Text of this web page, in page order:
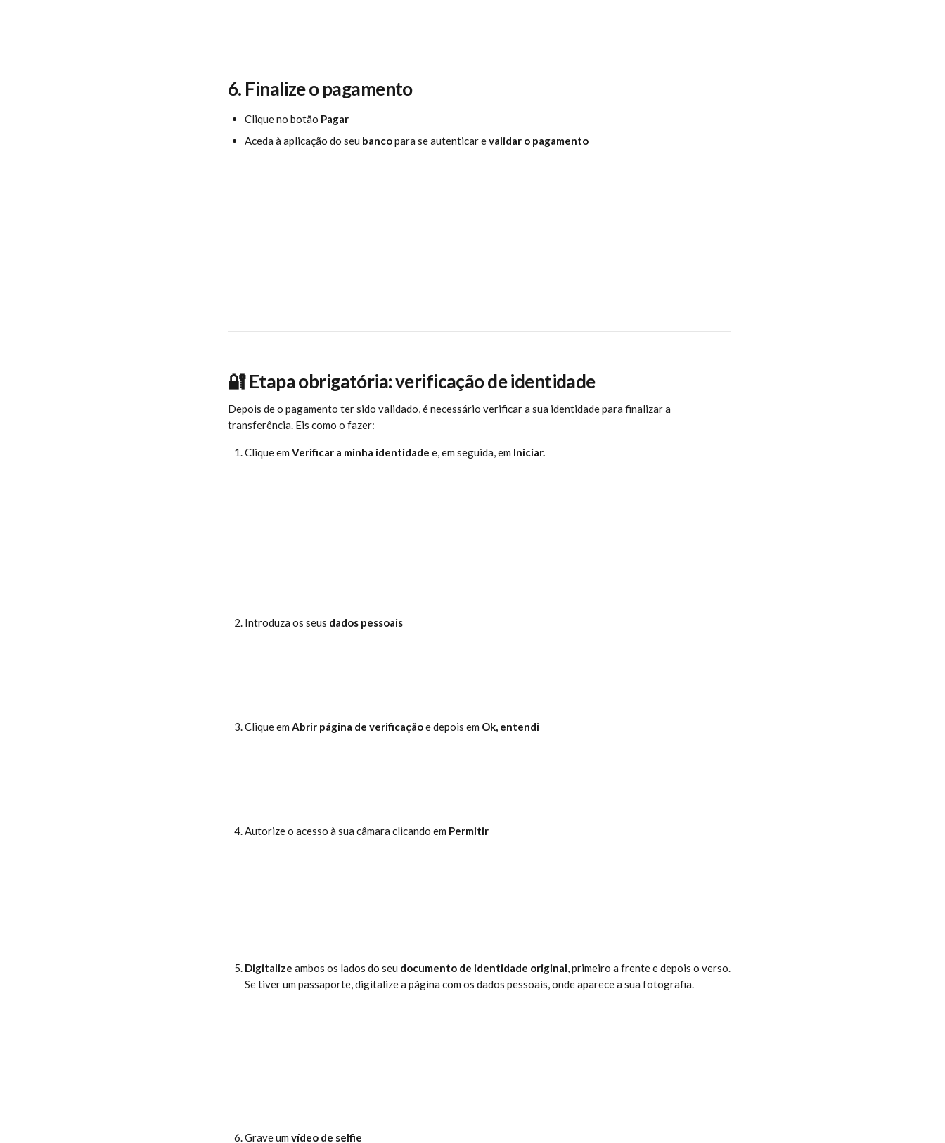
6. Finalize o pagamento
Clique no botão Pagar
Aceda à aplicação do seu banco para se autenticar e validar o pagamento
🔐 Etapa obrigatória: verificação de identidade
Depois de o pagamento ter sido validado, é necessário verificar a sua identidade para finalizar a
transferência. Eis como o fazer:
Clique em Verificar a minha identidade e, em seguida, em Iniciar.
Introduza os seus dados pessoais
Clique em Abrir página de verificação e depois em Ok, entendi
Autorize o acesso à sua câmara clicando em Permitir
Digitalize ambos os lados do seu documento de identidade original, primeiro a frente e depois o verso.
Se tiver um passaporte, digitalize a página com os dados pessoais, onde aparece a sua fotografia.
Grave um vídeo de selfie